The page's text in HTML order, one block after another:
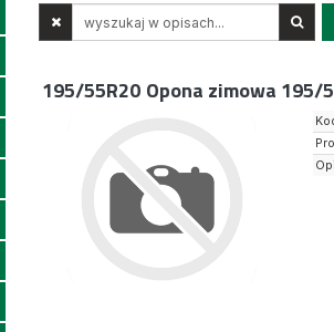
195/55R20 Opona zimowa 195/